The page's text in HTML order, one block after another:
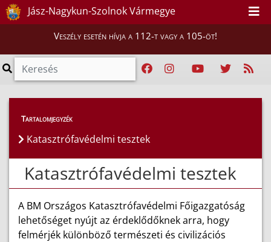
Jász-Nagykun-Szolnok Vármegye
Veszély esetén hívja a 112-t vagy a 105-öt!
Lakosság >
Tartalomjegyzék
Katasztrófavédelmi tesztek
Katasztrófavédelmi tesztek
A BM Országos Katasztrófavédelmi Főigazgatóság
lehetőséget nyújt az érdeklődőknek arra, hogy
felmérjék különböző természeti és civilizációs